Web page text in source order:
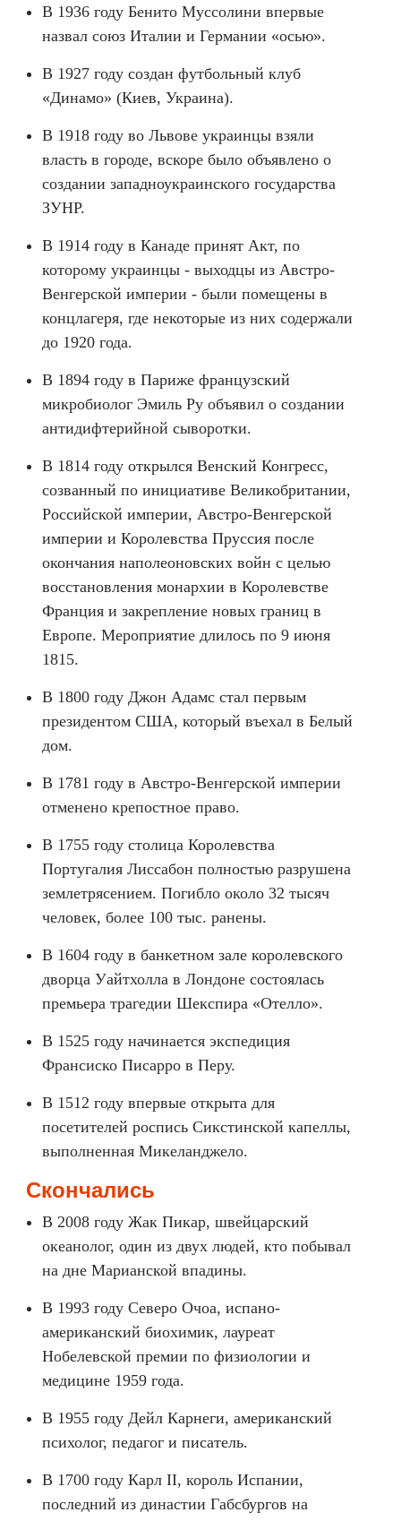
В 1936 году Бенито Муссолини впервые
назвал союз Италии и Германии «осью».
В 1927 году создан футбольный клуб
«Динамо» (Киев, Украина).
В 1918 году во Львове украинцы взяли
власть в городе, вскоре было объявлено о
создании западноукраинского государства
ЗУНР.
В 1914 году в Канаде принят Акт, по
которому украинцы - выходцы из Австро-
Венгерской империи - были помещены в
концлагеря, где некоторые из них содержали
до 1920 года.
В 1894 году в Париже французский
микробиолог Эмиль Ру объявил о создании
антидифтерийной сыворотки.
В 1814 году открылся Венский Конгресс,
созванный по инициативе Великобритании,
Российской империи, Австро-Венгерской
империи и Королевства Пруссия после
окончания наполеоновских войн с целью
восстановления монархии в Королевстве
Франция и закрепление новых границ в
Европе. Мероприятие длилось по 9 июня
1815.
В 1800 году Джон Адамс стал первым
президентом США, который въехал в Белый
дом.
В 1781 году в Австро-Венгерской империи
отменено крепостное право.
В 1755 году столица Королевства
Португалия Лиссабон полностью разрушена
землетрясением. Погибло около 32 тысяч
человек, более 100 тыс. ранены.
В 1604 году в банкетном зале королевского
дворца Уайтхолла в Лондоне состоялась
премьера трагедии Шекспира «Отелло».
В 1525 году начинается экспедиция
Франсиско Писарро в Перу.
В 1512 году впервые открыта для
посетителей роспись Сикстинской капеллы,
выполненная Микеланджело.
Скончались
В 2008 году Жак Пикар, швейцарский
океанолог, один из двух людей, кто побывал
на дне Марианской впадины.
В 1993 году Северо Очоа, испано-
американский биохимик, лауреат
Нобелевской премии по физиологии и
медицине 1959 года.
В 1955 году Дейл Карнеги, американский
психолог, педагог и писатель.
В 1700 году Карл II, король Испании,
последний из династии Габсбургов на